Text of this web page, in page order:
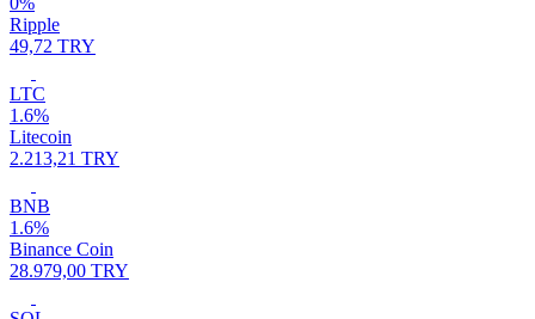
Ripple
49,72 TRY
LTC
1.6%
Litecoin
2.213,21 TRY
BNB
1.6%
Binance Coin
28.979,00 TRY